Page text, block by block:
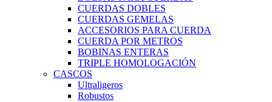
CUERDAS DOBLES
CUERDAS GEMELAS
ACCESORIOS PARA CUERDA
CUERDA POR METROS
BOBINAS ENTERAS
TRIPLE HOMOLOGACIÓN
CASCOS
Ultraligeros
Robustos